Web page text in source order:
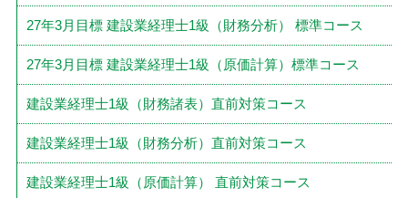
27年3月目標 建設業経理士1級（財務分析） 標準コース
27年3月目標 建設業経理士1級（原価計算）標準コース
建設業経理士1級（財務諸表）直前対策コース
建設業経理士1級（財務分析）直前対策コース
建設業経理士1級（原価計算） 直前対策コース